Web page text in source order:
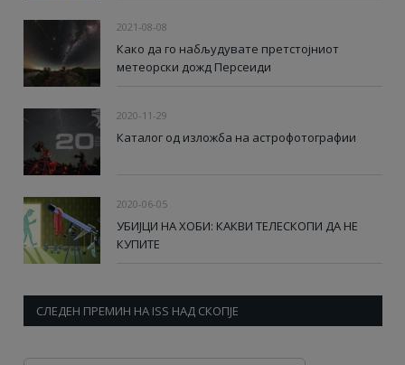
2021-08-08
Како да го набљудувате претстојниот
метеорски дожд Персеиди
2020-11-29
Каталог од изложба на астрофотографии
2020-06-05
УБИЈЦИ НА ХОБИ: КАКВИ ТЕЛЕСКОПИ ДА НЕ
КУПИТЕ
СЛЕДЕН ПРЕМИН НА ISS НАД СКОПЈЕ